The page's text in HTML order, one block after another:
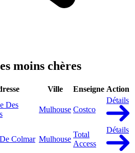
moins chères
Ville Enseigne Action
Des
Mulhouse Costco
Détails
Colmar Mulhouse
Total
Access
Détails